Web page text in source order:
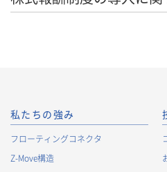
私たちの強み
フローティングコネクタ
Z-Move構造